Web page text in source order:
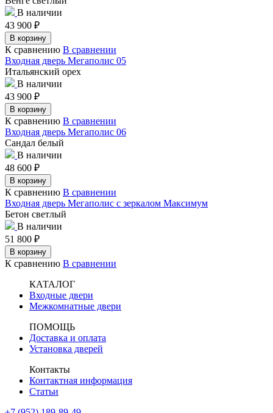
В наличии
43 900 ₽
В корзину
К сравнению В сравнении
Входная дверь Мегаполис 05
Итальянский орех
В наличии
43 900 ₽
В корзину
К сравнению В сравнении
Входная дверь Мегаполис 06
Сандал белый
В наличии
48 600 ₽
В корзину
К сравнению В сравнении
Входная дверь Мегаполис с зеркалом Максимум
Бетон светлый
В наличии
51 800 ₽
В корзину
К сравнению В сравнении
КАТАЛОГ
Входные двери
Межкомнатные двери
ПОМОЩЬ
Доставка и оплата
Установка дверей
Контакты
Контактная информация
Статьи